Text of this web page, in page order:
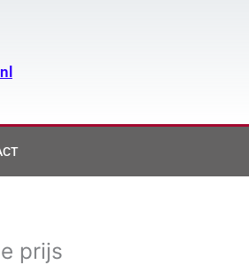
prijs